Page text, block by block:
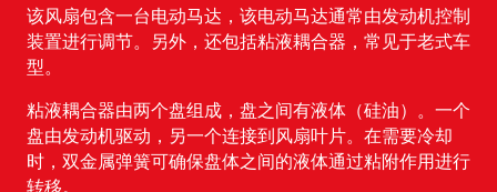
该风扇包含一台电动马达，该电动马达通常由发动机控制
装置进行调节。另外，还包括粘液耦合器，常见于老式车
型。
粘液耦合器由两个盘组成，盘之间有液体（硅油）。一个
盘由发动机驱动，另一个连接到风扇叶片。在需要冷却
时，双金属弹簧可确保盘体之间的液体通过粘附作用进行
转移。